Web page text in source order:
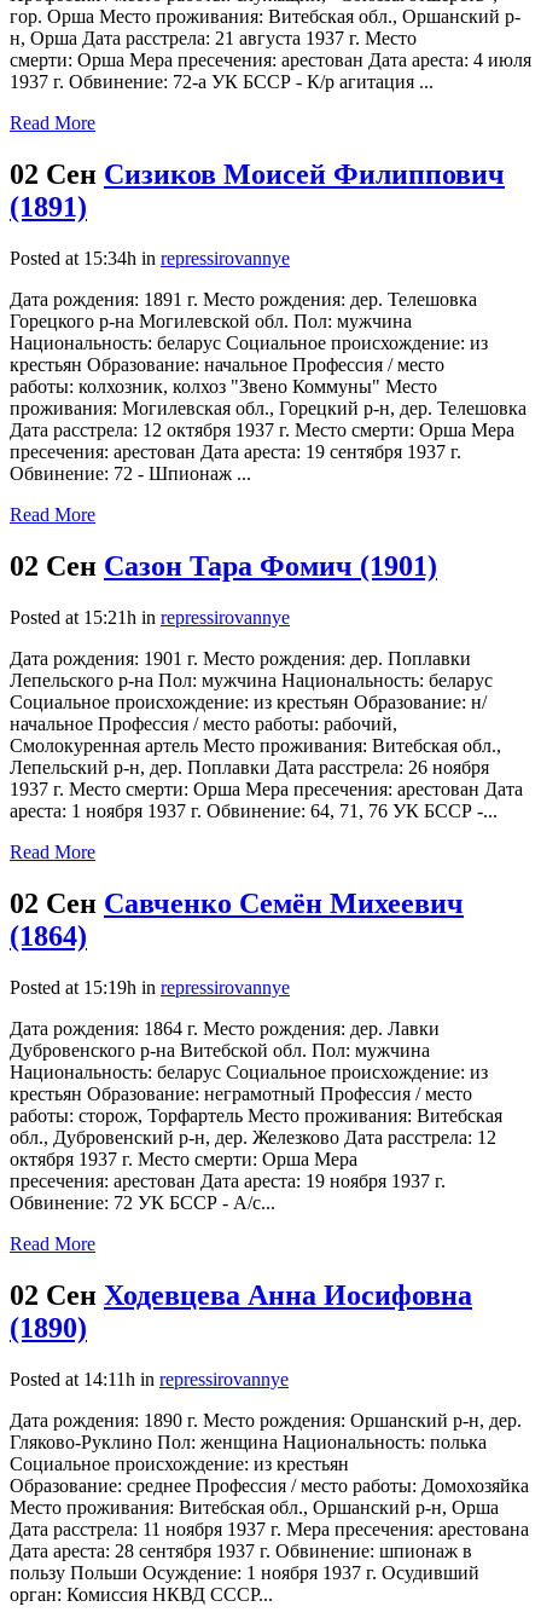
гор. Орша Место проживания: Витебская обл., Оршанский р-
н, Орша Дата расстрела: 21 августа 1937 г. Место
смерти: Орша Мера пресечения: арестован Дата ареста: 4 июля
1937 г. Обвинение: 72-а УК БССР - К/р агитация ...
Read More
02 Сен Сизиков Моисей Филиппович
(1891)
Posted at 15:34h in repressirovannye
Дата рождения: 1891 г. Место рождения: дер. Телешовка
Горецкого р-на Могилевской обл. Пол: мужчина
Национальность: беларус Социальное происхождение: из
крестьян Образование: начальное Профессия / место
работы: колхозник, колхоз "Звено Коммуны" Место
проживания: Могилевская обл., Горецкий р-н, дер. Телешовка
Дата расстрела: 12 октября 1937 г. Место смерти: Орша Мера
пресечения: арестован Дата ареста: 19 сентября 1937 г.
Обвинение: 72 - Шпионаж ...
Read More
02 Сен Сазон Тара Фомич (1901)
Posted at 15:21h in repressirovannye
Дата рождения: 1901 г. Место рождения: дер. Поплавки
Лепельского р-на Пол: мужчина Национальность: беларус
Социальное происхождение: из крестьян Образование: н/
начальное Профессия / место работы: рабочий,
Смолокуренная артель Место проживания: Витебская обл.,
Лепельский р-н, дер. Поплавки Дата расстрела: 26 ноября
1937 г. Место смерти: Орша Мера пресечения: арестован Дата
ареста: 1 ноября 1937 г. Обвинение: 64, 71, 76 УК БССР -...
Read More
02 Сен Савченко Семён Михеевич
(1864)
Posted at 15:19h in repressirovannye
Дата рождения: 1864 г. Место рождения: дер. Лавки
Дубровенского р-на Витебской обл. Пол: мужчина
Национальность: беларус Социальное происхождение: из
крестьян Образование: неграмотный Профессия / место
работы: сторож, Торфартель Место проживания: Витебская
обл., Дубровенский р-н, дер. Железково Дата расстрела: 12
октября 1937 г. Место смерти: Орша Мера
пресечения: арестован Дата ареста: 19 ноября 1937 г.
Обвинение: 72 УК БССР - А/с...
Read More
02 Сен Ходевцева Анна Иосифовна
(1890)
Posted at 14:11h in repressirovannye
Дата рождения: 1890 г. Место рождения: Оршанский р-н, дер.
Гляково-Руклино Пол: женщина Национальность: полька
Социальное происхождение: из крестьян
Образование: среднее Профессия / место работы: Домохозяйка
Место проживания: Витебская обл., Оршанский р-н, Орша
Дата расстрела: 11 ноября 1937 г. Мера пресечения: арестована
Дата ареста: 28 сентября 1937 г. Обвинение: шпионаж в
пользу Польши Осуждение: 1 ноября 1937 г. Осудивший
орган: Комиссия НКВД СССР...